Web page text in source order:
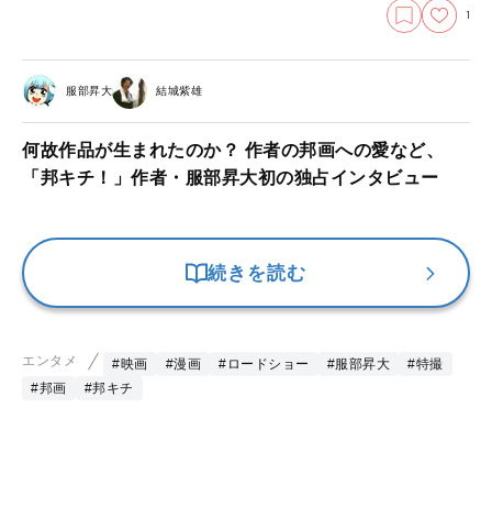
1
服部昇大 結城紫雄
何故作品が生まれたのか？ 作者の邦画への愛など、
「邦キチ！」作者・服部昇大初の独占インタビュー
続きを読む
エンタメ #映画 #漫画 #ロードショー #服部昇大
#特撮
#邦画
#邦キチ